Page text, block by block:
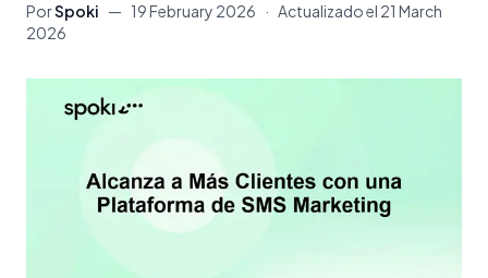
PorSpoki — 19 February 2026 · Actualizado el 21 March
2026